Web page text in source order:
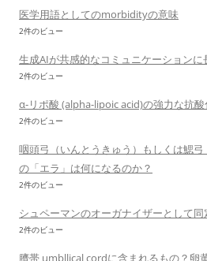
医学用語としてのmorbidityの意味
2件のビュー
生成AIが共感的なコミュニケーションに
2件のビュー
α-リポ酸 (alpha-lipoic acid)の強力な抗酸
2件のビュー
咽頭弓（いんとうきゅう）もしくは鰓
の「エラ」は何になるのか？
2件のビュー
シュペーマンのオーガナイザーとして
2件のビュー
臍帯 umbllical cordに含まれるもの？卵